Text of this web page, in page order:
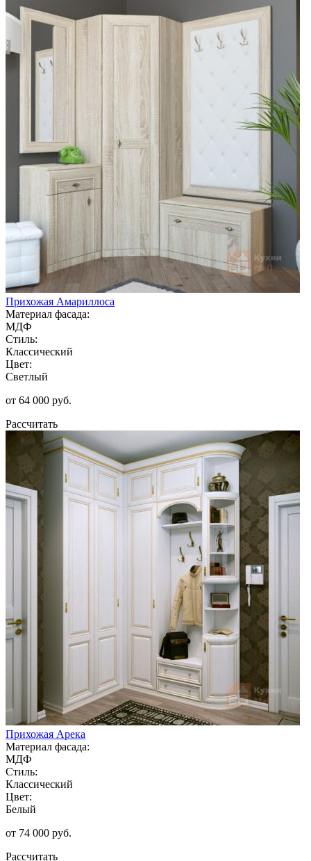
Прихожая Амариллоса
Материал фасада:
МДФ
Стиль:
Классический
Цвет:
Светлый
от 64 000 руб.
Рассчитать
Прихожая Арека
Материал фасада:
МДФ
Стиль:
Классический
Цвет:
Белый
от 74 000 руб.
Рассчитать